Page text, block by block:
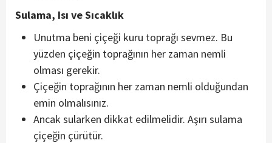
Sulama, Isı ve Sıcaklık
Unutma beni çiçeği kuru toprağı sevmez. Bu
yüzden çiçeğin toprağının her zaman nemli
olması gerekir.
Çiçeğin toprağının her zaman nemli olduğundan
emin olmalısınız.
Ancak sularken dikkat edilmelidir. Aşırı sulama
çiçeğin çürütür.